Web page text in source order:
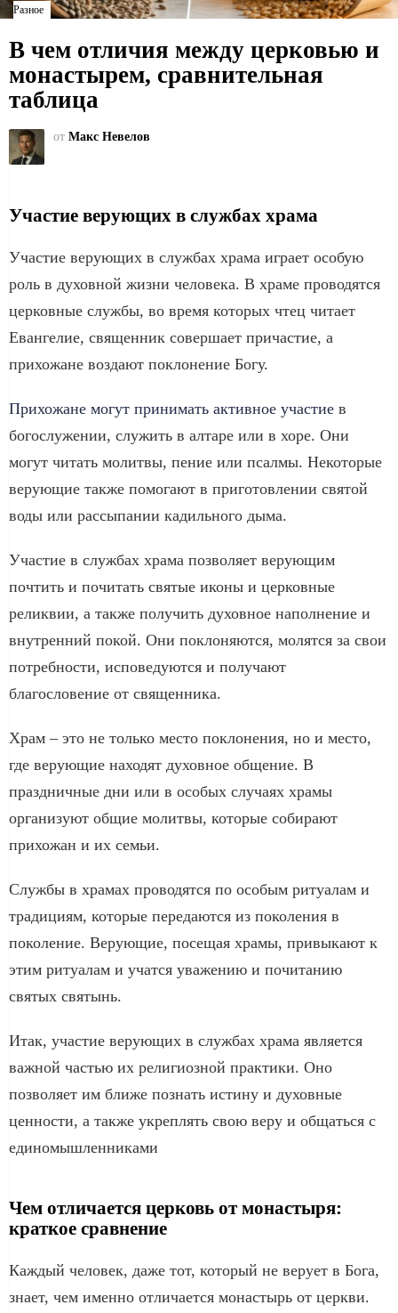
Разное
В чем отличия между церковью и
монастырем, сравнительная
таблица
от Макс Невелов
Участие верующих в службах храма
Участие верующих в службах храма играет особую
роль в духовной жизни человека. В храме проводятся
церковные службы, во время которых чтец читает
Евангелие, священник совершает причастие, а
прихожане воздают поклонение Богу.
Прихожане могут принимать активное участие в
богослужении, служить в алтаре или в хоре. Они
могут читать молитвы, пение или псалмы. Некоторые
верующие также помогают в приготовлении святой
воды или рассыпании кадильного дыма.
Участие в службах храма позволяет верующим
почтить и почитать святые иконы и церковные
реликвии, а также получить духовное наполнение и
внутренний покой. Они поклоняются, молятся за свои
потребности, исповедуются и получают
благословение от священника.
Храм – это не только место поклонения, но и место,
где верующие находят духовное общение. В
праздничные дни или в особых случаях храмы
организуют общие молитвы, которые собирают
прихожан и их семьи.
Службы в храмах проводятся по особым ритуалам и
традициям, которые передаются из поколения в
поколение. Верующие, посещая храмы, привыкают к
этим ритуалам и учатся уважению и почитанию
святых святынь.
Итак, участие верующих в службах храма является
важной частью их религиозной практики. Оно
позволяет им ближе познать истину и духовные
ценности, а также укреплять свою веру и общаться с
единомышленниками
Чем отличается церковь от монастыря:
краткое сравнение
Каждый человек, даже тот, который не верует в Бога,
знает, чем именно отличается монастырь от церкви.